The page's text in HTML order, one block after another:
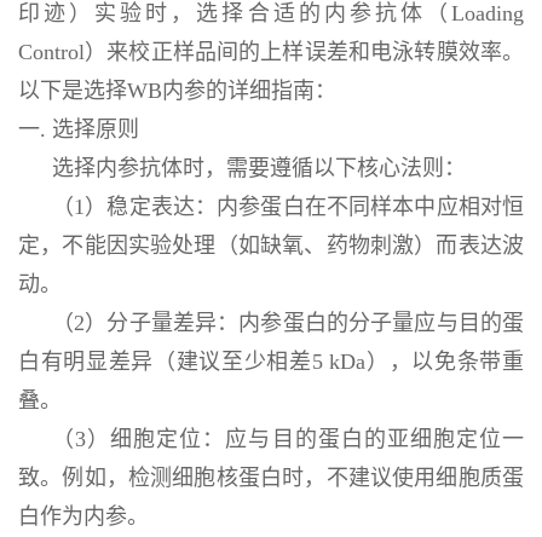
印迹）实验时，选择合适的内参抗体（Loading
Control）来校正样品间的上样误差和电泳转膜效率。
以下是选择WB内参的详细指南：
一. 选择原则
选择内参抗体时，需要遵循以下核心法则：
（1）稳定表达：内参蛋白在不同样本中应相对恒
定，不能因实验处理（如缺氧、药物刺激）而表达波
动。
（2）分子量差异：内参蛋白的分子量应与目的蛋
白有明显差异（建议至少相差5 kDa），以免条带重
叠。
（3）细胞定位：应与目的蛋白的亚细胞定位一
致。例如，检测细胞核蛋白时，不建议使用细胞质蛋
白作为内参。